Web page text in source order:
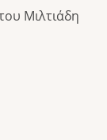
Μιλτιάδη